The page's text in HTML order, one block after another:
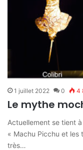
1 juillet 2022 0 4
Le mythe
Actuellement se tient
« Machu Picchu et les
très…